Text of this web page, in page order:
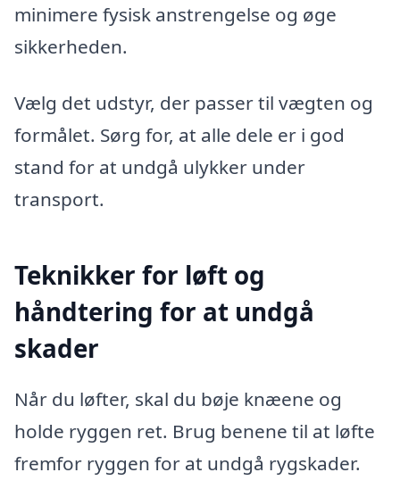
minimere fysisk anstrengelse og øge
sikkerheden.
Vælg det udstyr, der passer til vægten og
formålet. Sørg for, at alle dele er i god
stand for at undgå ulykker under
transport.
Teknikker for løft og
håndtering for at undgå
skader
Når du løfter, skal du bøje knæene og
holde ryggen ret. Brug benene til at løfte
fremfor ryggen for at undgå rygskader.